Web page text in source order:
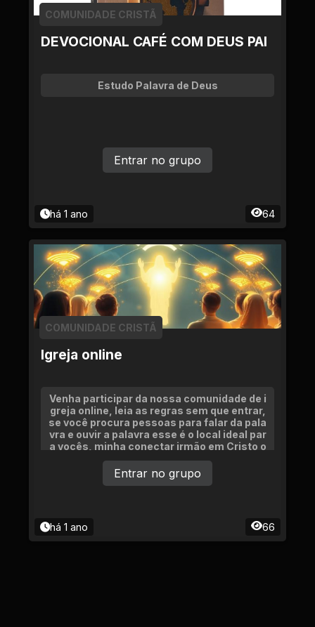
DEVOCIONAL CAFÉ COM DEUS PAI
COMUNIDADE CRISTÃ
Estudo Palavra de Deus
há 1 ano 64
Entrar no grupo
Igreja online
COMUNIDADE CRISTÃ
Venha participar da nossa comunidade de i
greja online, leia as regras sem que entrar,
se você procura pessoas para falar da pala
vra e ouvir a palavra esse é o local ideal par
a vocês, minha conectar irmão em Cristo o
nline
há 1 ano 66
Entrar no grupo